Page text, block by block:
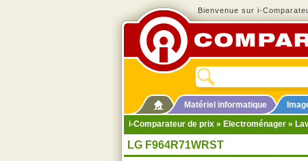
Bienvenue sur i-
Matériel informatique
i-Comparateur de prix » Electroménager »
LG F964R71WRST